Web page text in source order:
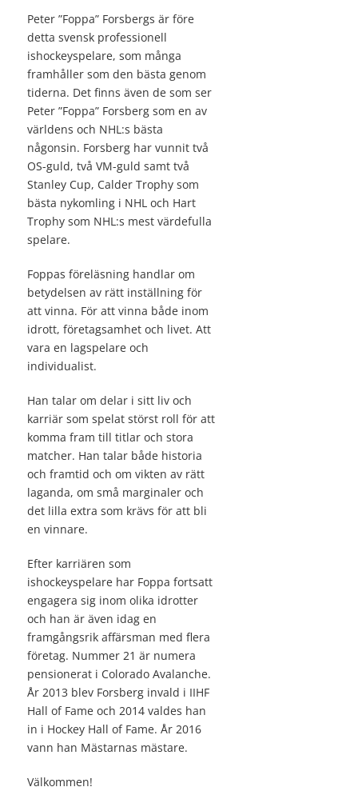
Peter ”Foppa” Forsbergs är före
detta svensk professionell
ishockeyspelare, som många
framhåller som den bästa genom
tiderna. Det finns även de som ser
Peter ”Foppa” Forsberg som en av
världens och NHL:s bästa
någonsin. Forsberg har vunnit två
OS-guld, två VM-guld samt två
Stanley Cup, Calder Trophy som
bästa nykomling i NHL och Hart
Trophy som NHL:s mest värdefulla
spelare.
Foppas föreläsning handlar om
betydelsen av rätt inställning för
att vinna. För att vinna både inom
idrott, företagsamhet och livet. Att
vara en lagspelare och
individualist.
Han talar om delar i sitt liv och
karriär som spelat störst roll för att
komma fram till titlar och stora
matcher. Han talar både historia
och framtid och om vikten av rätt
laganda, om små marginaler och
det lilla extra som krävs för att bli
en vinnare.
Efter karriären som
ishockeyspelare har Foppa fortsatt
engagera sig inom olika idrotter
och han är även idag en
framgångsrik affärsman med flera
företag. Nummer 21 är numera
pensionerat i Colorado Avalanche.
År 2013 blev Forsberg invald i IIHF
Hall of Fame och 2014 valdes han
in i Hockey Hall of Fame. År 2016
vann han Mästarnas mästare.
Välkommen!